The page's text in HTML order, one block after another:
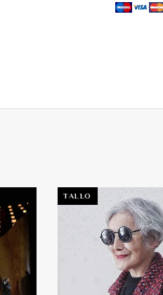
TALLO